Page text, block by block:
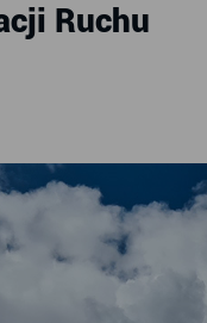
Ruchu